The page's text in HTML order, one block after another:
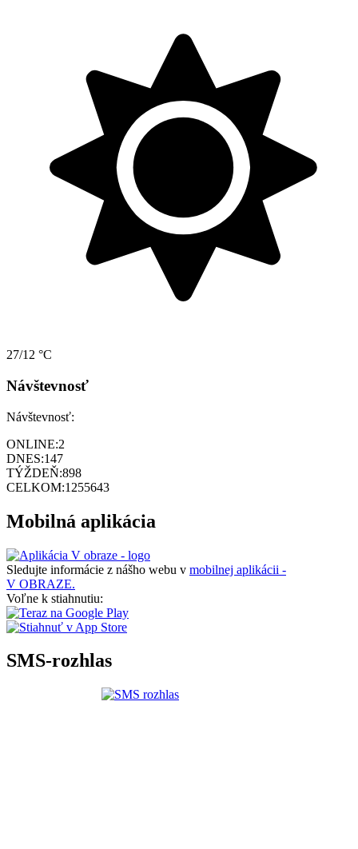
27/12 °C
Návštevnosť
Návštevnosť:
ONLINE:2
DNES:147
TÝŽDEŇ:898
CELKOM:1255643
Mobilná aplikácia
Sledujte informácie z nášho webu v mobilnej aplikácii -
V OBRAZE.
Voľne k stiahnutiu:
SMS-rozhlas